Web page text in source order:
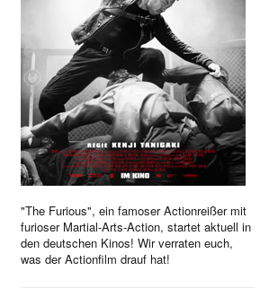
"The Furious", ein famoser Actionreißer mit
furioser Martial-Arts-Action, startet aktuell in
den deutschen Kinos! Wir verraten euch,
was der Actionfilm drauf hat!